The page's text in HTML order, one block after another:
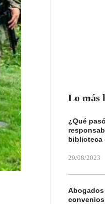
Lo más
¿Qué
biblioteca
29/08/2023